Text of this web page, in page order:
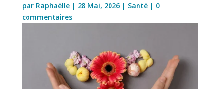
par Raphaëlle| 28 Mai, 2026| Santé| 0
commentaires